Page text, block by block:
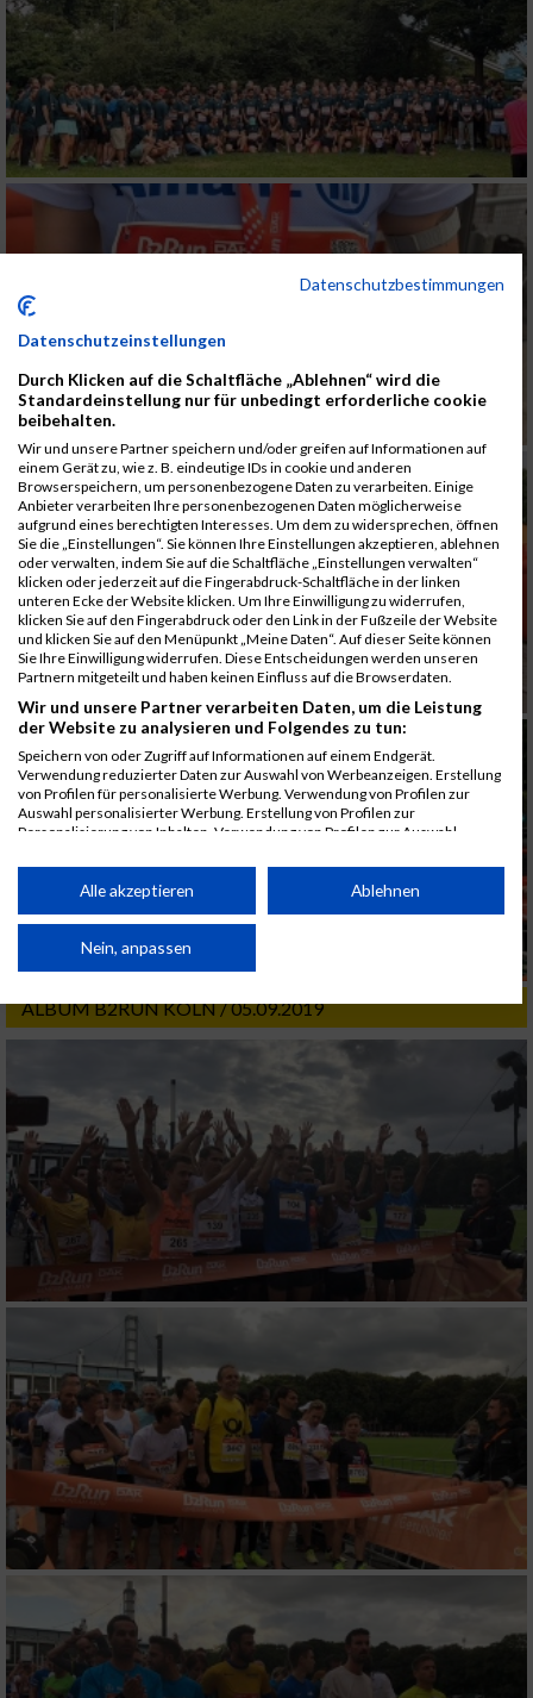
ALBUM B2RUN KÖLN / 05.09.2019
Datenschutzbestimmungen
Datenschutzeinstellungen
Durch Klicken auf die Schaltfläche „Ablehnen“ wird die
Standardeinstellung nur für unbedingt erforderliche cookie
beibehalten.
Wir und unsere Partner speichern und/oder greifen auf Informationen auf
einem Gerät zu, wie z. B. eindeutige IDs in cookie und anderen
Browserspeichern, um personenbezogene Daten zu verarbeiten. Einige
Anbieter verarbeiten Ihre personenbezogenen Daten möglicherweise
aufgrund eines berechtigten Interesses. Um dem zu widersprechen, öffnen
Sie die „Einstellungen“. Sie können Ihre Einstellungen akzeptieren, ablehnen
oder verwalten, indem Sie auf die Schaltfläche „Einstellungen verwalten“
klicken oder jederzeit auf die Fingerabdruck-Schaltfläche in der linken
unteren Ecke der Website klicken. Um Ihre Einwilligung zu widerrufen,
klicken Sie auf den Fingerabdruck oder den Link in der Fußzeile der Website
und klicken Sie auf den Menüpunkt „Meine Daten“. Auf dieser Seite können
Sie Ihre Einwilligung widerrufen. Diese Entscheidungen werden unseren
Partnern mitgeteilt und haben keinen Einfluss auf die Browserdaten.
Wir und unsere Partner verarbeiten Daten, um die Leistung
der Website zu analysieren und Folgendes zu tun:
Speichern von oder Zugriff auf Informationen auf einem Endgerät.
Verwendung reduzierter Daten zur Auswahl von Werbeanzeigen. Erstellung
von Profilen für personalisierte Werbung. Verwendung von Profilen zur
Auswahl personalisierter Werbung. Erstellung von Profilen zur
Personalisierung von Inhalten. Verwendung von Profilen zur Auswahl
Performance von Inhalten. Analyse von Zielgruppen durch Statistiken oder
Kombinationen von Daten aus verschiedenen Quellen. Entwicklung und
von Inhalten.
Daten können außerhalb der Europäischen Union weitergegeben und in die
Website/App.
Wir nutzen Ihre Daten für folgende Zwecke:
IAB-Verarbeitungszwecke:
Speichern von oder Zugriff auf Informationen
auf einem Endgerät
Verwendung reduzierter Daten zur Auswahl
von Werbeanzeigen
Erstellung von Profilen für personalisierte
Verwendung von Profilen zur Auswahl
personalisierter Werbung
Erstellung von Profilen zur Personalisierung
von Inhalten
personalisierter Inhalte
Messung der Werbeleistung
Messung der Performance von Inhalten
Alle akzeptieren Ablehnen
Nein, anpassen